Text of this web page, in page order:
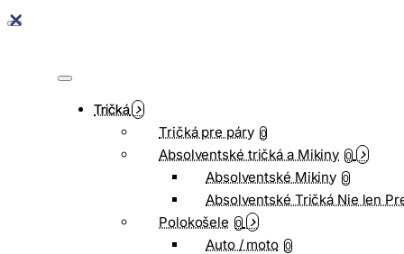
Tričká
Tričká pre páry 0
Absolventské tričká a Mikiny 0
Absolventské Mikiny 0
Absolventské Tričká Nie len
Polokošele 0
Auto / moto 0